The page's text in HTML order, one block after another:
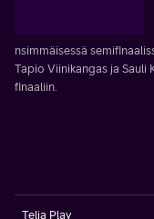
nsimmäisessä
Tapio Viinikangas ja Sauli
finaaliin.
Telia Play